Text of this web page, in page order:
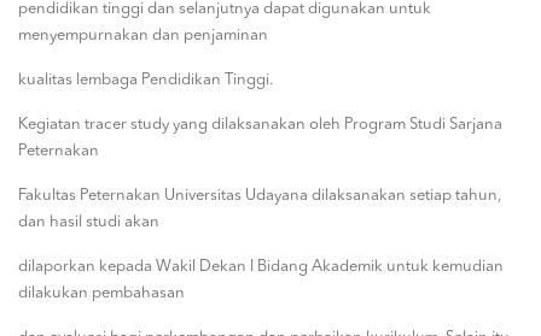
pendidikan tinggi dan selanjutnya dapat digunakan untuk
menyempurnakan dan penjaminan
kualitas lembaga Pendidikan Tinggi.
Kegiatan tracer study yang dilaksanakan oleh Program Studi Sarjana
Peternakan
Fakultas Peternakan Universitas Udayana dilaksanakan setiap tahun,
dan hasil studi akan
dilaporkan kepada Wakil Dekan I Bidang Akademik untuk kemudian
dilakukan pembahasan